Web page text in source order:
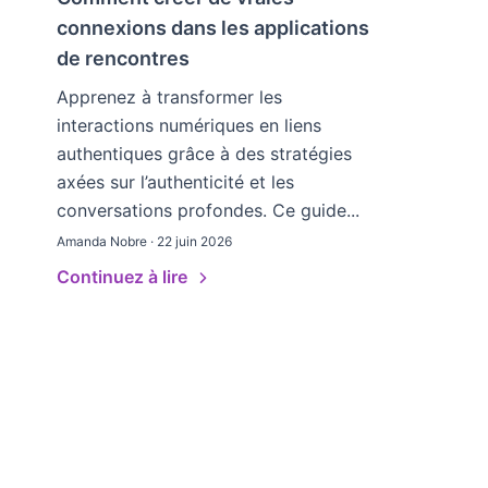
connexions dans les applications
de rencontres
Apprenez à transformer les
interactions numériques en liens
authentiques grâce à des stratégies
axées sur l’authenticité et les
conversations profondes. Ce guide...
Amanda Nobre · 22 juin 2026
Continuez à lire